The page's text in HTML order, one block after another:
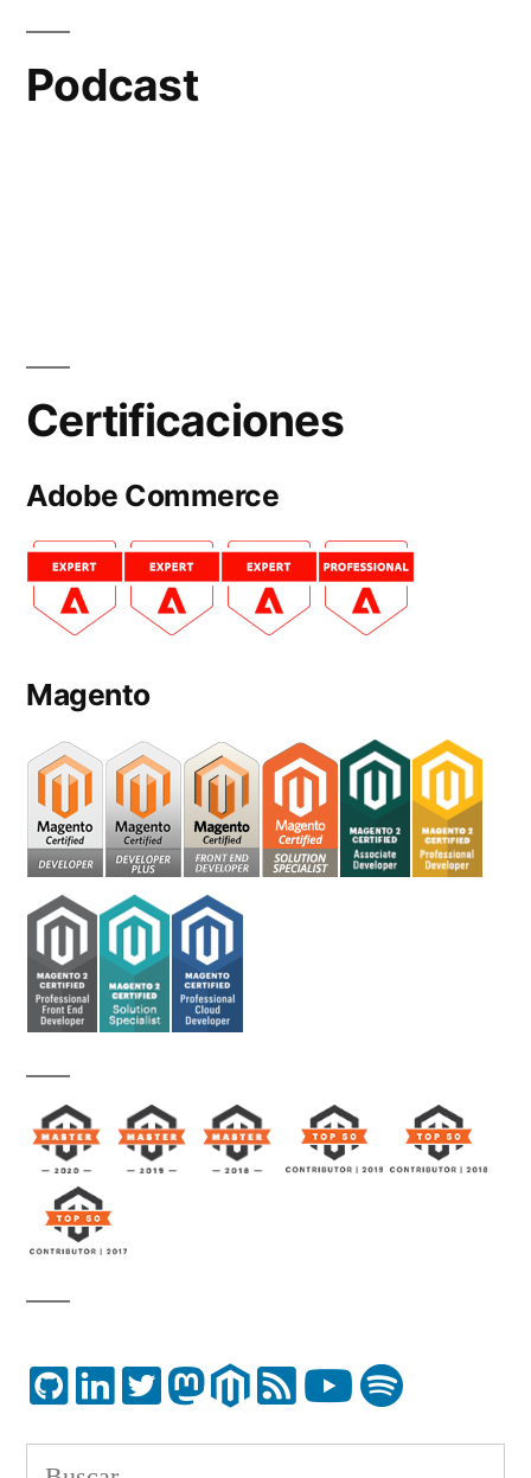
Podcast
Certificaciones
Adobe Commerce
Magento
Buscar: